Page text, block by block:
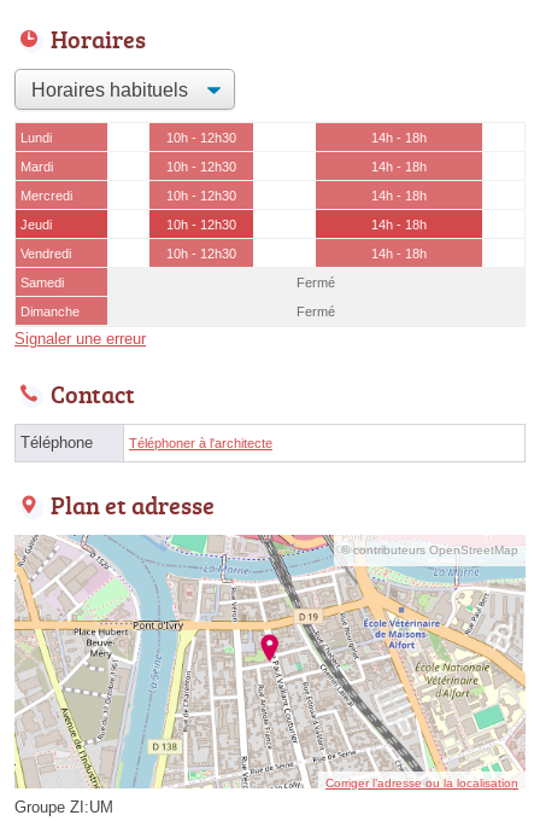
Horaires
Lundi 10h - 12h30
14h - 18h
Mardi
10h - 12h30
14h - 18h
Mercredi
10h - 12h30
14h - 18h
Jeudi
10h - 12h30
14h - 18h
Vendredi
10h - 12h30
14h - 18h
Samedi
Fermé
Dimanche
Fermé
Signaler une erreur
Contact
Téléphone Téléphoner à l'architecte
Plan et adresse
© contributeurs OpenStreetMap
Corriger l’adresse ou la localisation
Groupe ZI:UM